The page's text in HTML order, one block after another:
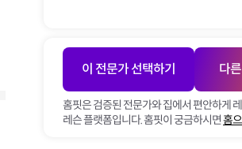
이 전문가 선택하기 다
홈핏은 검증된 전문가와 집에서 편안하게
레슨 플랫폼입니다. 홈핏이 궁금하시면홈